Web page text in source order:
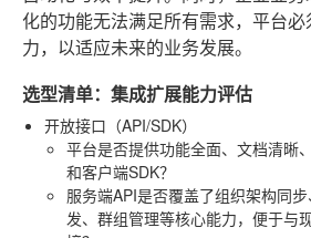
化的功能无法满足所有需求，平台
力，以适应未来的业务发展。
选型清单：集成扩展能力评估
开放接口（API/SDK）
平台是否提供功能全面、文档清晰
和客户端SDK？
服务端API是否覆盖了组织架构同
发、群组管理等核心能力，便于与